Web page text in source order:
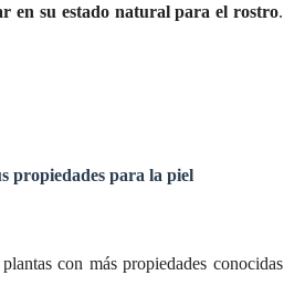
en su estado natural para el rostro.
propiedades para la piel
con más propiedades conocidas